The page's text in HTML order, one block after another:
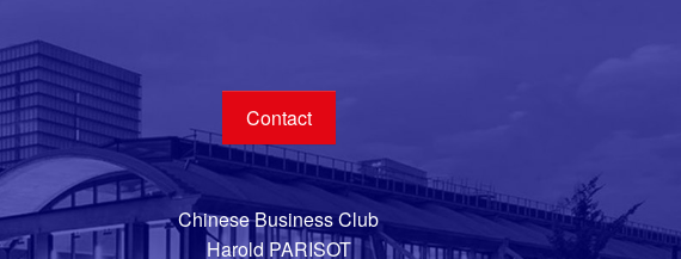
Contact
Chinese Business Club
Harold PARISOT